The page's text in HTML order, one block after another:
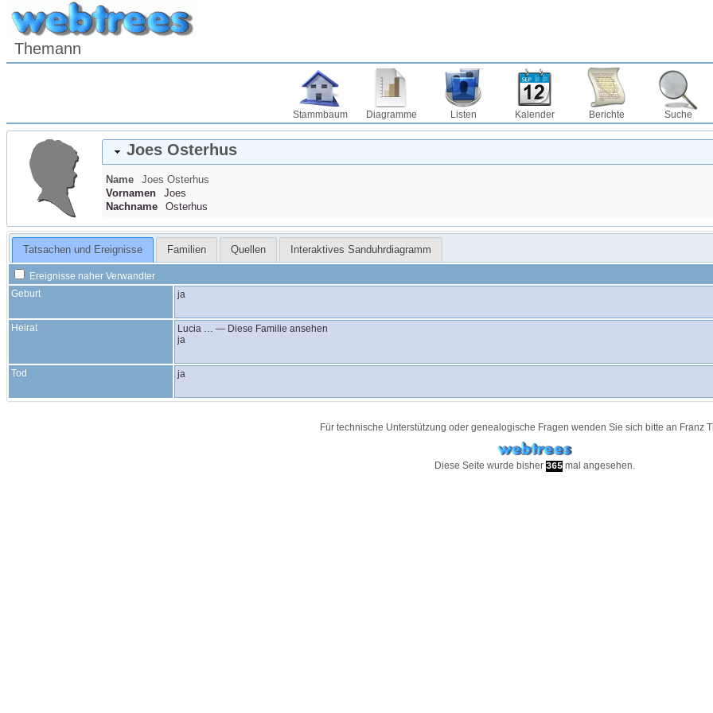
Themann
Stammbaum Diagramme Listen Kalender Berichte Suche
Joes Osterhus
Name Joes Osterhus
Vornamen
Joes
Nachname
Osterhus
Tatsachen und Ereignisse Familien Quellen Interaktives Sanduhrdiagramm
Ereignisse naher Verwandter
Geburt
ja
Heirat Lucia … — Diese Familie ansehen
ja
Tod ja
Für technische Unterstützung oder genealogische Fragen wenden Sie sich bitte an Franz
Diese Seite wurde bisher 365 mal angesehen.